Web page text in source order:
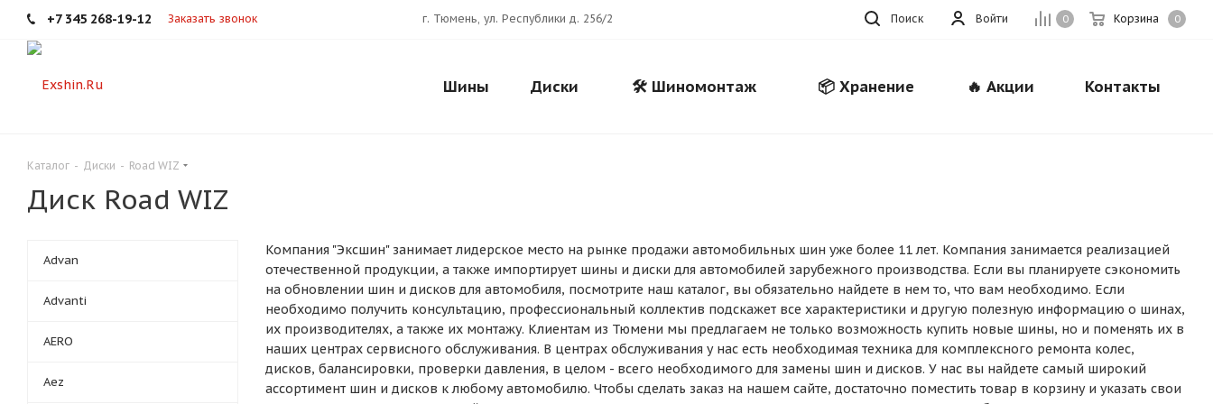
+7 345 268-19-12 Заказать звонок 0 Корзина 0
Войти
г. Тюмень, ул. Республики д. 256/2 Поиск
Шины Диски 🛠️ Шиномонтаж 📦 Хранение 🔥 Акции Контакты
Каталог - Диски - Road WIZ
Диск Road WIZ
Компания "Эксшин" занимает лидерское место на рынке продажи автомобильных шин уже более 11 лет. Компания занимается реализацией
отечественной продукции, а также импортирует шины и диски для автомобилей зарубежного производства. Если вы планируете сэкономить
на обновлении шин и дисков для автомобиля, посмотрите наш каталог, вы обязательно найдете в нем то, что вам необходимо. Если
необходимо получить консультацию, профессиональный коллектив подскажет все характеристики и другую полезную информацию о шинах,
их производителях, а также их монтажу. Клиентам из Тюмени мы предлагаем не только возможность купить новые шины, но и поменять их в
наших центрах сервисного обслуживания. В центрах обслуживания у нас есть необходимая техника для комплексного ремонта колес,
дисков, балансировки, проверки давления, в целом - всего необходимого для замены шин и дисков. У нас вы найдете самый широкий
ассортимент шин и дисков к любому автомобилю. Чтобы сделать заказ на нашем сайте, достаточно поместить товар в корзину и указать свои
Advan
Advanti
AERO
Aez
Для клиентов всех банков
Разбейтеоплату
на частибез переплат